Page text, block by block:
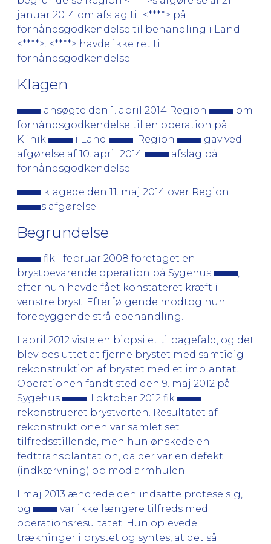
januar 2014 om afslag til <****> på
forhåndsgodkendelse til behandling i Land
<****>. <****> havde ikke ret til
forhåndsgodkendelse.
Klagen
ansøgte den 1. april 2014 Region
om
forhåndsgodkendelse til en operation på
Klinik
i Land . Region
gav ved
afgørelse af 10. april 2014
afslag på
forhåndsgodkendelse.
klagede den 11. maj 2014 over Region
s afgørelse.
Begrundelse
fik i februar 2008 foretaget en
brystbevarende operation på Sygehus
efter hun havde fået konstateret kræft i
venstre bryst. Efterfølgende modtog hun
forebyggende strålebehandling.
I april 2012 viste en biopsi et tilbagefald, og det
blev besluttet at fjerne brystet med samtidig
rekonstruktion af brystet med et implantat.
Operationen fandt sted den 9. maj 2012 på
Sygehus
. I oktober 2012 fik
rekonstrueret brystvorten. Resultatet af
rekonstruktionen var samlet set
tilfredsstillende, men hun ønskede en
fedttransplantation, da der var en defekt
(indkærvning) op mod armhulen.
I maj 2013 ændrede den indsatte protese sig,
og
var ikke længere tilfreds med
operationsresultatet. Hun oplevede
trækninger i brystet og syntes, at det så